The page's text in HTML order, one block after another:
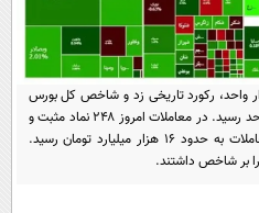
مغز
سلاح ورزش
2
و دیدنی ها
کوتاه
پیامک
زبان
سرمایه امروز با رشد بیش از ۴۷ هزار واحد، رکورد تاریخی زد و شاخص کل بورس
تهران به ۳ میلیون و ۲۶۵ هزار و ۳۳۷ واحد رسید. در معاملات امروز ۲۴۸ نماد مثبت و
۹۲ نماد منفی معامله شدند و ارزش معاملات به حدود ۱۶ هزار میلیارد تومان رسید.
بر شاخص داشتند.